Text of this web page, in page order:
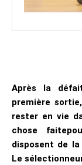
Après la
première
rester en vie
chose
disposent de
Le